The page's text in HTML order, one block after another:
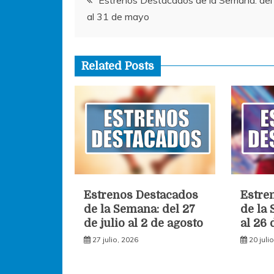
entradas
al 31 de mayo
Related Posts
Estrenos Destacados
de la Semana: del 27
de julio al 2 de agosto
27 julio, 2026
de la
al 26
20